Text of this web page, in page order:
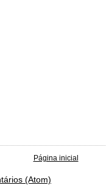
Página inicial
(Atom)